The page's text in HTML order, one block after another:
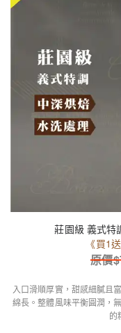
莊園級 義式特
《買1
原價$
入口滑順厚實，甜感細膩且
綿長。整體風味平衡圓潤，
的